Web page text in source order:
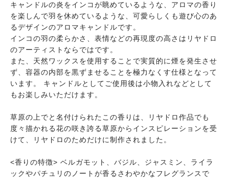
キャンドルの炎をインコが眺めているような、アロマの香り
を楽しんで羽を休めているような、可愛らしくも遊び心のあ
るデザインのアロマキャンドルです。
インコの羽の柔らかさ、表情などの再現度の高さはリヤドロ
のアーティストならではです。
また、天然ワックスを使用することで実質的に煙を発生させ
ず、容器の内部を黒ずませることを極力なくす仕様となって
います。 キャンドルとしてご使用後は小物入れなどとして
もお楽しみいただけます。
草原の上でと名付けられたこの香りは、リヤドロ作品でも
度々描かれる花の咲き誇る草原からインスピレーションを受
けて、リヤドロのためだけに制作されました。
<香りの特徴> ベルガモット、バジル、ジャスミン、ライラ
ックやパチュリのノートが香るさわやかなフレグランスで